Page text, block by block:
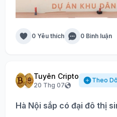
0 Yêu thích 0 Bình luận
Tuyên Cripto
20 Thg 07
Theo
Hà Nội sắp có đại đô thị